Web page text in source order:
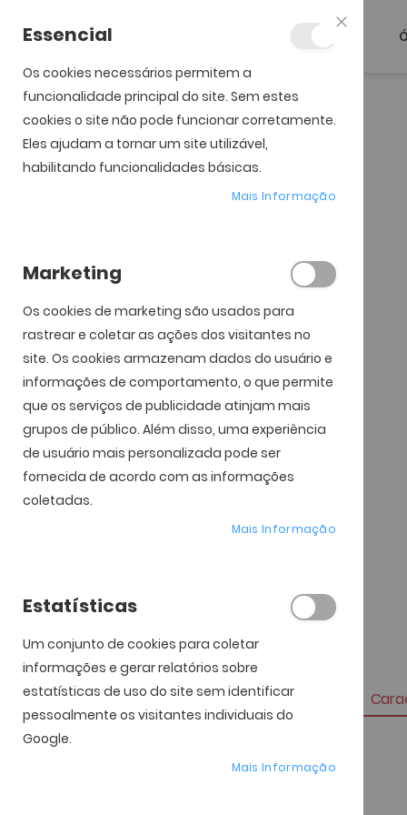
Início Ray-Ban RB4954 Flacko Puffer
Saltar para o final da
Galeria de imagens
Saltar para o início da
Galeria de imagens
Essencial
Os cookies necessários permitem a
funcionalidade principal do site. Sem estes
cookies o site não pode funcionar corretamente.
Eles ajudam a tornar um site utilizável,
habilitando funcionalidades básicas.
Mais Informação
Marketing
Os cookies de marketing são usados ​​para
rastrear e coletar as ações dos visitantes no
site. Os cookies armazenam dados do usuário e
informações de comportamento, o que permite
que os serviços de publicidade atinjam mais
grupos de público. Além disso, uma experiência
de usuário mais personalizada pode ser
fornecida de acordo com as informações
coletadas.
Mais Informação
Estatísticas
Um conjunto de cookies para coletar
informações e gerar relatórios sobre
estatísticas de uso do site sem identificar
pessoalmente os visitantes individuais do
Google.
Mais Informação